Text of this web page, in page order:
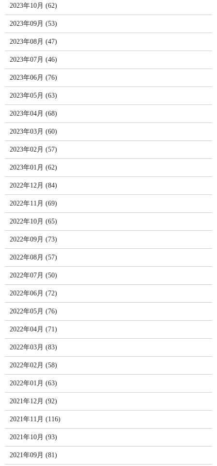
2023年10月 (62)
2023年09月 (53)
2023年08月 (47)
2023年07月 (46)
2023年06月 (76)
2023年05月 (63)
2023年04月 (68)
2023年03月 (60)
2023年02月 (57)
2023年01月 (62)
2022年12月 (84)
2022年11月 (69)
2022年10月 (65)
2022年09月 (73)
2022年08月 (57)
2022年07月 (50)
2022年06月 (72)
2022年05月 (76)
2022年04月 (71)
2022年03月 (83)
2022年02月 (58)
2022年01月 (63)
2021年12月 (92)
2021年11月 (116)
2021年10月 (93)
2021年09月 (81)